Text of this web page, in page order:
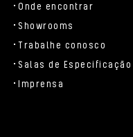
Onde encontrar
Showrooms
Trabalhe conosco
Salas de Especificação
Imprensa